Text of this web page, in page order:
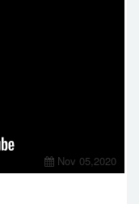
Nov 05,2020